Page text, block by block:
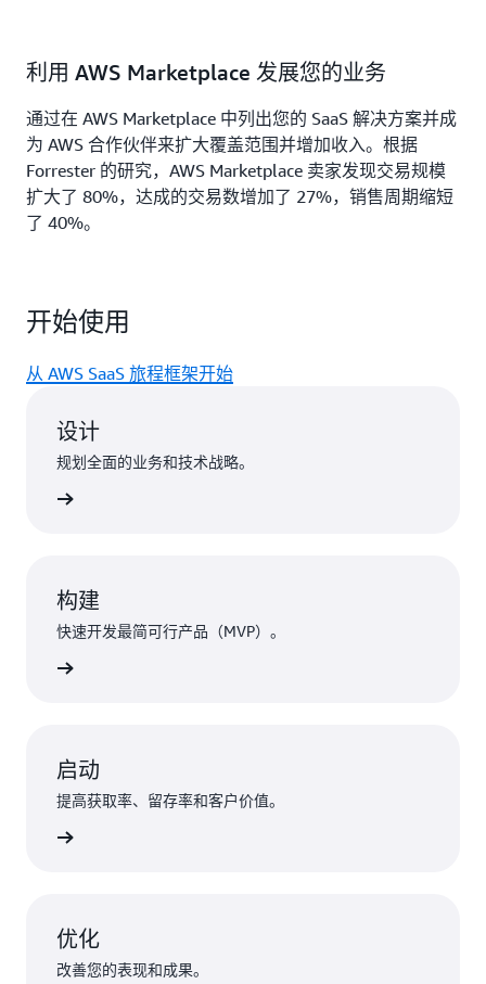
利用 AWS Marketplace 发展您的业务
通过在 AWS Marketplace 中列出您的 SaaS 解决方案并成
为 AWS 合作伙伴来扩大覆盖范围并增加收入。根据
Forrester 的研究，AWS Marketplace 卖家发现交易规模
扩大了 80%，达成的交易数增加了 27%，销售周期缩短
了 40%。
开始使用
从 AWS SaaS 旅程框架开始
设计
规划全面的业务和技术战略。
构建
快速开发最简可行产品（MVP）。
启动
提高获取率、留存率和客户价值。
优化
改善您的表现和成果。